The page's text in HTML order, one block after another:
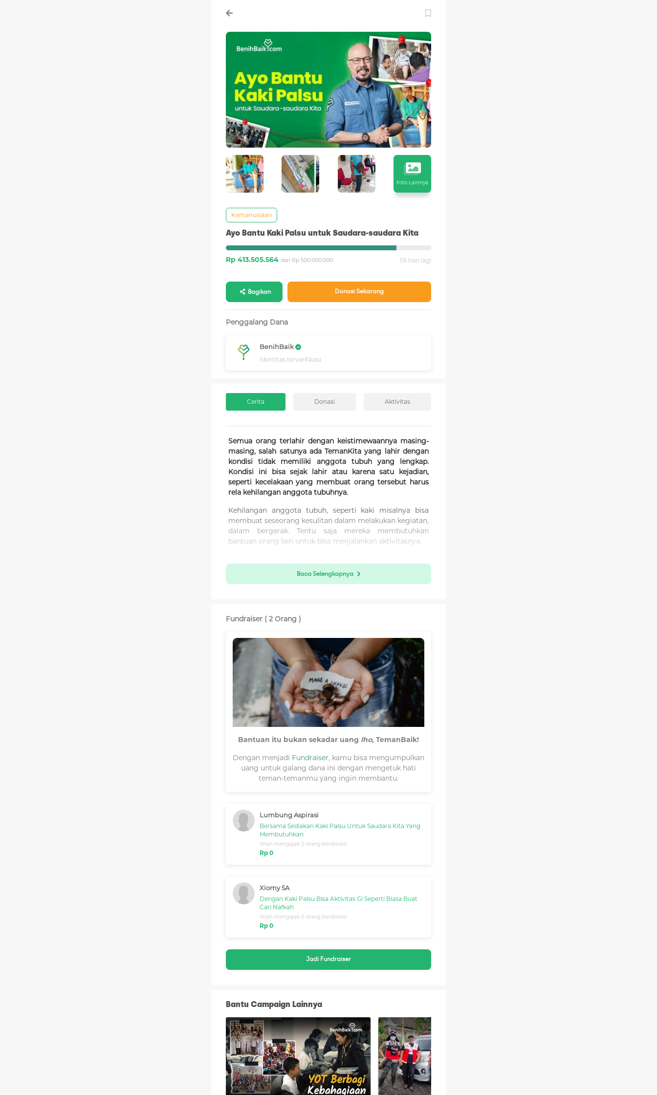
Foto Lainnya
Kemanusiaan
Ayo Bantu Kaki Palsu untuk Saudara-saudara Kita
Rp 413.505.564 dari Rp 500.000.000 55 hari lagi
Bagikan Donasi Sekarang
Penggalang Dana
BenihBaik
Identitas terverifikasi
Cerita Donasi Aktivitas
Semua orang terlahir dengan keistimewaannya masing-
masing, salah satunya ada TemanKita yang lahir dengan
kondisi tidak memiliki anggota tubuh yang lengkap.
Kondisi ini bisa sejak lahir atau karena satu kejadian,
seperti kecelakaan yang membuat orang tersebut harus
rela kehilangan anggota tubuhnya.
Kehilangan anggota tubuh, seperti kaki misalnya bisa
membuat seseorang kesulitan dalam melakukan kegiatan,
dalam bergerak. Tentu saja mereka membutuhkan
bantuan orang lain untuk bisa menjalankan aktivitasnya.
Andy Foundation menggalang dana untuk program
“Gerakan Seribu Kaki Palsu Gratis” bagi penyandang
lutut Rp2,5 juta.
TemanBaik, teman-teman penyandang disabilitas ini
butuh kamu untuk bisa mendapatkan kaki palsu, gerakan
ini juga bisa berjalan kalau kamu ikut ambil bagian. Yuk,
ikut bergerak dengan cara klik Donasi Sekarang di bawah
Baca Selengkapnya
Fundraiser ( 2 Orang )
Bantuan itu bukan sekadar uang lho, TemanBaik!
Dengan menjadi Fundraiser, kamu bisa mengumpulkan
uang untuk galang dana ini dengan mengetuk hati
teman-temanmu yang ingin membantu.
Lumbung Aspirasi
Bersama Sediakan Kaki Palsu Untuk Saudara Kita Yang
Membutuhkan
Telah mengajak 0 orang berdonasi
Rp 0
Xiomy 5A
Dengan Kaki Palsu Bisa Aktivitas Gi Seperti Biasa Buat
Cari Nafkah
Telah mengajak 0 orang berdonasi
Rp 0
Jadi Fundraiser
Bantu Campaign Lainnya